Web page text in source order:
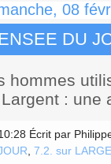
08
DU
hommes
: une
Écrit par
7.2. sur